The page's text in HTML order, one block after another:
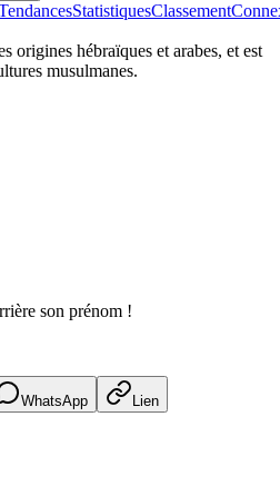
StatistiquesClassement
origines hébraïques et arabes, et est
musulmanes.
son prénom !
WhatsApp Lien